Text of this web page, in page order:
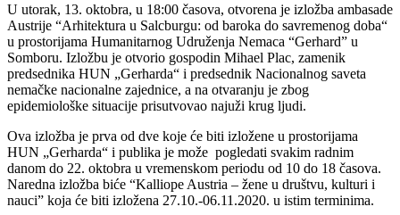
U utorak, 13. oktobra, u 18:00 časova, otvorena je izložba ambasade
Austrije “Arhitektura u Salcburgu: od baroka do savremenog doba“
u prostorijama Humanitarnog Udruženja Nemaca “Gerhard” u
Somboru. Izložbu je otvorio gospodin Mihael Plac, zamenik
predsednika HUN „Gerharda“ i predsednik Nacionalnog saveta
nemačke nacionalne zajednice, a na otvaranju je zbog
epidemiološke situacije prisutvovao najuži krug ljudi.
Ova izložba je prva od dve koje će biti izložene u prostorijama
HUN „Gerharda“ i publika je može pogledati svakim radnim
danom do 22. oktobra u vremenskom periodu od 10 do 18 časova.
Naredna izložba biće “Kalliope Austria – žene u društvu, kulturi i
nauci” koja će biti izložena 27.10.-06.11.2020. u istim terminima.